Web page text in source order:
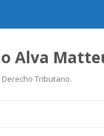
Alva
Tributario.